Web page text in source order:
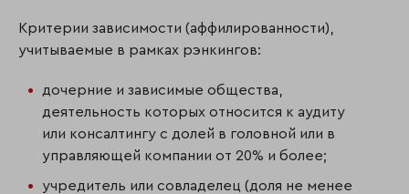
Критерии зависимости (аффилированности),
учитываемые в рамках рэнкингов:
дочерние и зависимые общества,
деятельность которых относится к аудиту
или консалтингу с долей в головной или в
управляющей компании от 20% и более;
учредитель или совладелец (доля не менее